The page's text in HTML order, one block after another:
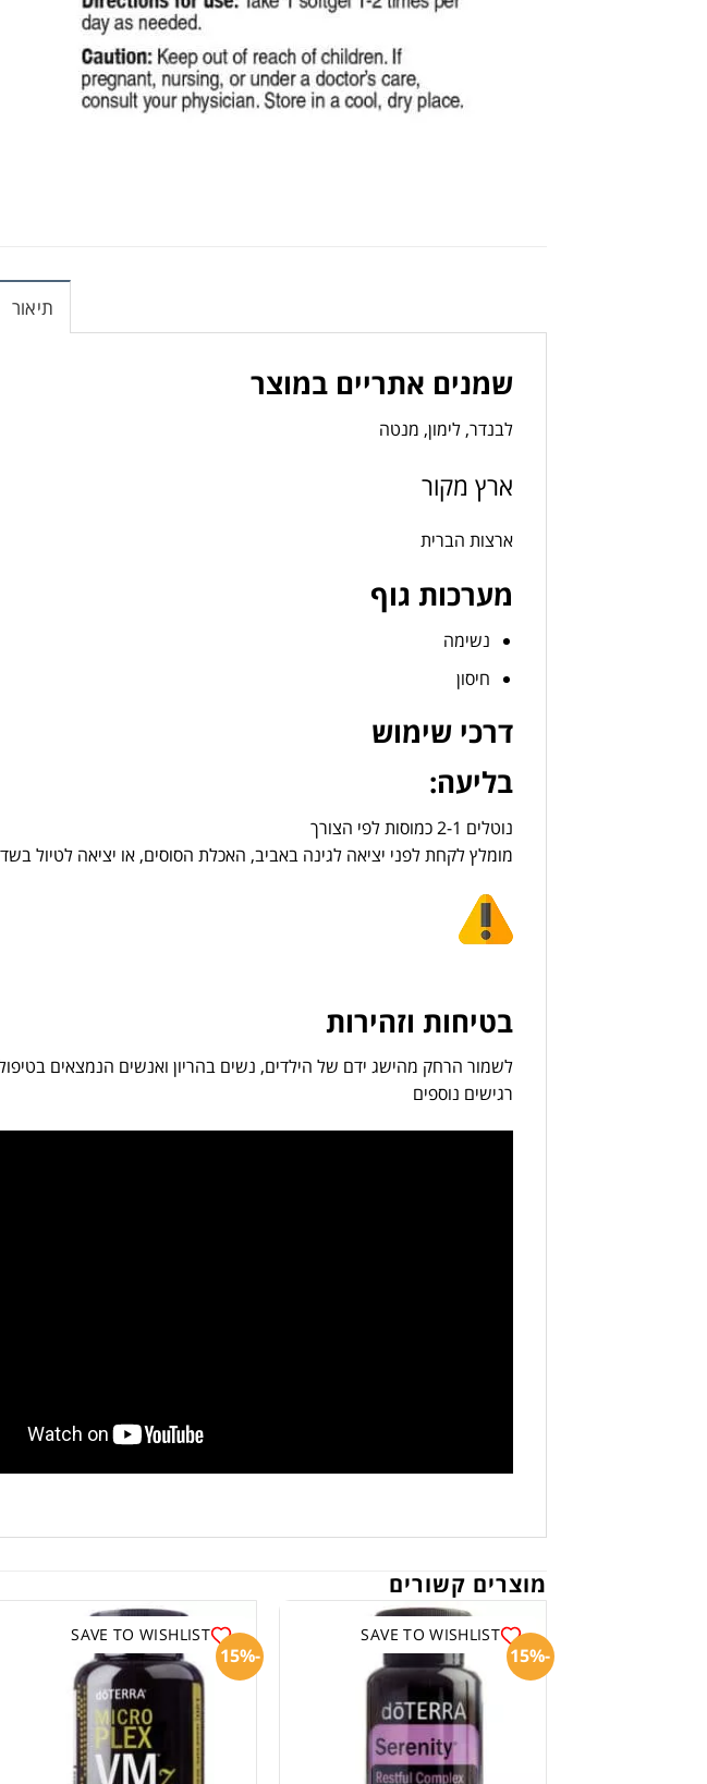
תיאור
שמנים אתריים במוצר
לבנדר, לימון, מנטה
ארץ מקור
ארצות הברית
מערכות גוף
נשימה
חיסון
דרכי שימוש
בליעה:
נוטלים 2-1 כמוסות לפי הצורך
מומלץ לקחת לפני יציאה לגינה באביב, האכלת הסוסים, או יציאה לטיול
בטיחות וזהירות
לשמור הרחק מהישג ידם של הילדים, נשים בהריון ואנשים הנמצאים בטיפול
רגישים נוספים
מוצרים קשורים
SAVE TO WISHLIST
-15%
SAVE TO WISHLIST
-15%